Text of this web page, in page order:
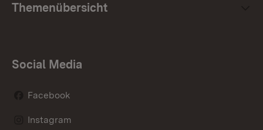
Themenübersicht
Social Media
Facebook
Instagram